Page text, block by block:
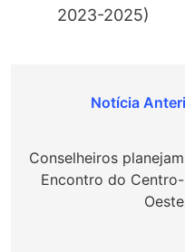
2023-2025)
Navegação
Post
Conselheiros planejam
Encontro do Centro-
Oeste